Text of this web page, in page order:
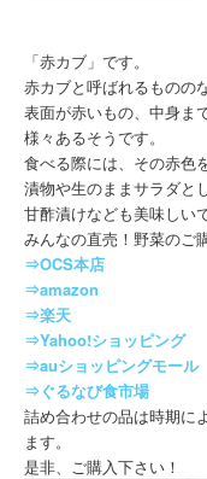
「赤カブ」です。
赤カブと呼ばれるものの
表面が赤いもの、中身ま
様々あるそうです。
食べる際には、その赤色
漬物や生のままサラダと
甘酢漬けなども美味しい
みんなの直売！野菜のご
⇒OCS本店
⇒amazon
⇒楽天
⇒Yahoo!ショッピング
⇒auショッピングモール
⇒ぐるなび食市場
詰め合わせの品は時期に
ます。
是非、ご購入下さい！